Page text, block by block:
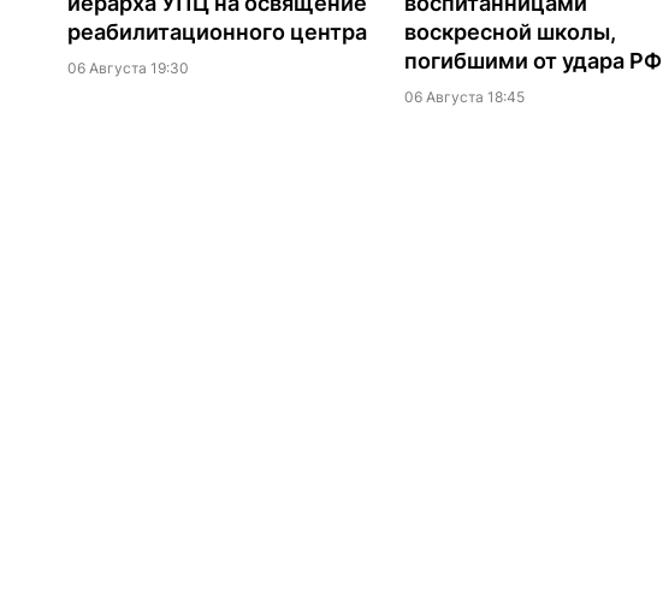
реабилитационного центра
06 Августа 19:30
воскресной школы,
погибшими от удара РФ
06 Августа 18:45